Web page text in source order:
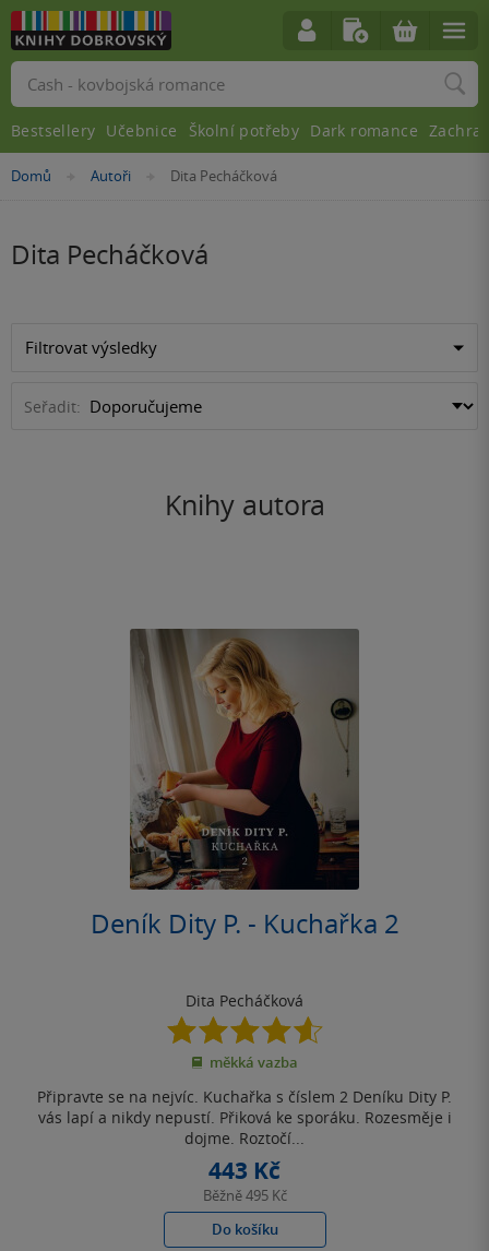
Nacházíte
Domů »Autoři »
Dita Pecháčková
Dita Pecháčková
Filtrovat výsledky
Seřadit:
Knihy autora
Deník Dity P. - Kuchařka 2
Dita Pecháčková
4.6
z
5
měkká vazba
Připravte se na nejvíc. Kuchařka s číslem 2 Deníku Dity P.
vás lapí a nikdy nepustí. Přiková ke sporáku. Rozesměje i
dojme. Roztočí...
443 Kč
Běžně495 Kč
Do košíku
Vyhledávání
Bestsellery Učebnice Školní potřeby Dark romance